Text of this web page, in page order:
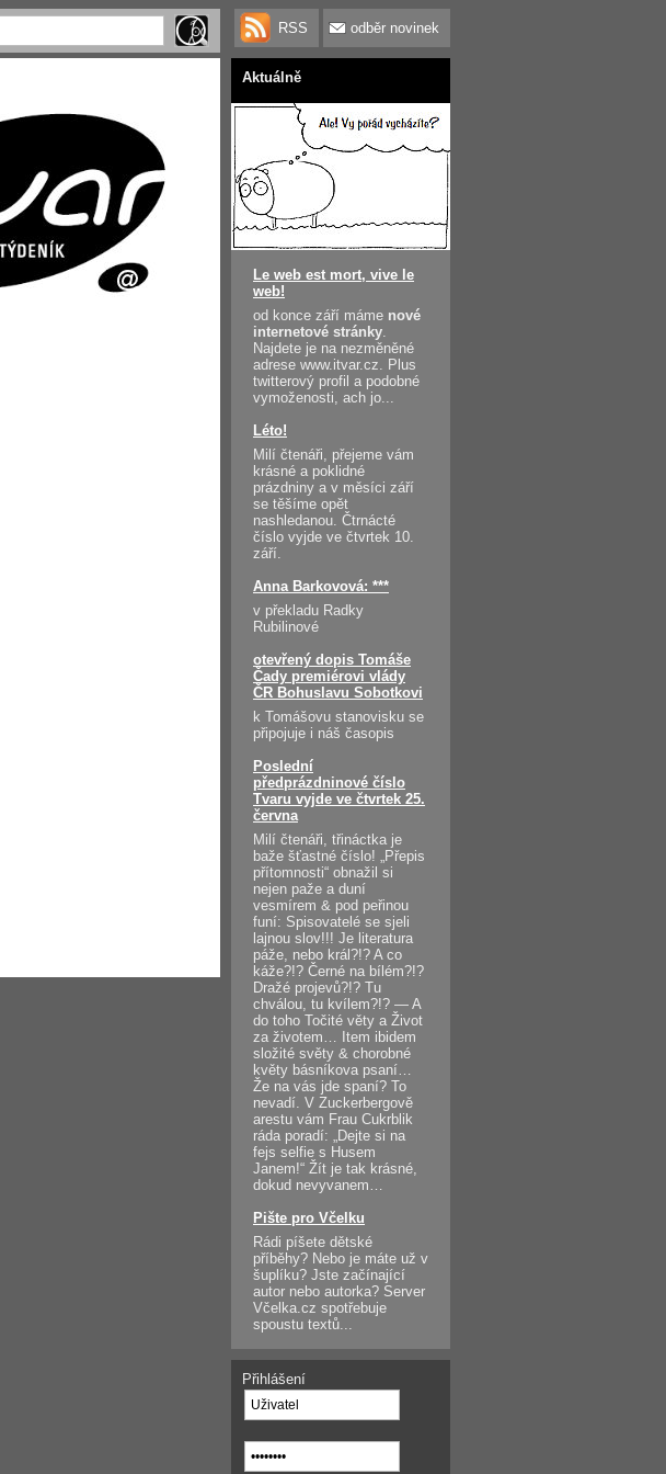
RSS odběr novinek
Aktuálně
Le web est mort, vive le
web!
od konce září máme nové
internetové stránky.
Najdete je na nezměněné
adrese www.itvar.cz. Plus
twitterový profil a podobné
vymoženosti, ach jo...
Léto!
Milí čtenáři, přejeme vám
krásné a poklidné
prázdniny a v měsíci září
se těšíme opět
nashledanou. Čtrnácté
číslo vyjde ve čtvrtek 10.
září.
Anna Barkovová: ***
v překladu Radky
Rubilinové
otevřený dopis Tomáše
Čady premiérovi vlády
ČR Bohuslavu Sobotkovi
k Tomášovu stanovisku se
připojuje i náš časopis
Poslední
předprázdninové číslo
Tvaru vyjde ve čtvrtek 25.
června
Milí čtenáři, třináctka je
baže šťastné číslo! „Přepis
přítomnosti“ obnažil si
nejen paže a duní
vesmírem & pod peřinou
funí: Spisovatelé se sjeli
lajnou slov!!! Je literatura
páže, nebo král?!? A co
káže?!? Černé na bílém?!?
Dražé projevů?!? Tu
chválou, tu kvílem?!? — A
do toho Točité věty a Život
za životem… Item ibidem
složité světy & chorobné
květy básníkova psaní…
Že na vás jde spaní? To
nevadí. V Zuckerbergově
arestu vám Frau Cukrblik
ráda poradí: „Dejte si na
fejs selfie s Husem
Janem!“ Žít je tak krásné,
dokud nevyvanem…
Pište pro Včelku
Rádi píšete dětské
příběhy? Nebo je máte už v
šuplíku? Jste začínající
autor nebo autorka? Server
Včelka.cz spotřebuje
spoustu textů...
Přihlášení